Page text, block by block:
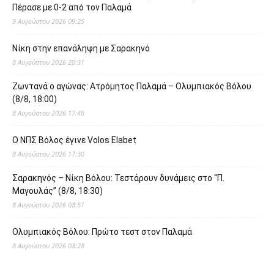
Πέρασε με 0-2 από τον Παλαμά
9 Αυγούστου 2026 09:25
Νίκη στην επανάληψη με Σαρακηνό
8 Αυγούστου 2026 20:31
Ζωντανά ο αγώνας: Ατρόμητος Παλαμά – Ολυμπιακός Βόλου
(8/8, 18:00)
8 Αυγούστου 2026 17:46
O ΝΠΣ Βόλος έγινε Volos Elabet
8 Αυγούστου 2026 17:30
Σαρακηνός – Νίκη Βόλου: Τεστάρουν δυνάμεις στο “Π.
Μαγουλάς” (8/8, 18:30)
8 Αυγούστου 2026 08:51
Ολυμπιακός Βόλου: Πρώτο τεστ στον Παλαμά
8 Αυγούστου 2026 08:28